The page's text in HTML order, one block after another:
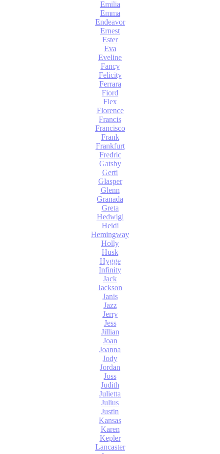
Emilia
Emma
Endeavor
Ernest
Ester
Eva
Eveline
Fancy
Felicity
Ferrara
Fiord
Flex
Florence
Francis
Francisco
Frank
Frankfurt
Fredric
Gatsby
Gerti
Glasper
Glenn
Granada
Greta
Hedwigi
Heidi
Hemingway
Holly
Husk
Hygge
Infinity
Jack
Jackson
Janis
Jazz
Jerry
Jess
Jillian
Joan
Joanna
Jody
Jordan
Joss
Judith
Julietta
Julius
Justin
Kansas
Karen
Kepler
Lancaster